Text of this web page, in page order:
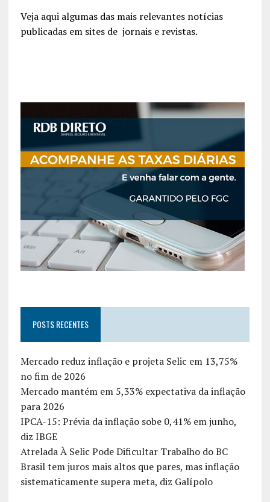
Veja aqui algumas das mais relevantes notícias
publicadas em sites de jornais e revistas.
POSTS RECENTES
Mercado reduz inflação e projeta Selic em 13,75%
no fim de 2026
Mercado mantém em 5,33% expectativa da inflação
para 2026
IPCA-15: Prévia da inflação sobe 0,41% em junho,
diz IBGE
Atrelada À Selic Pode Dificultar Trabalho do BC
Brasil tem juros mais altos que pares, mas inflação
sistematicamente supera meta, diz Galípolo